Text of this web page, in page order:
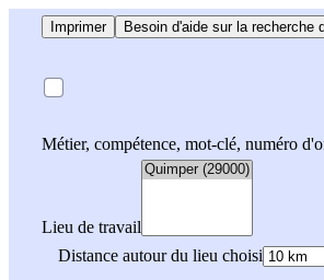
Imprimer Besoin d'aide sur la recherche
Métier, compétence, mot-clé, numéro
Lieu de travail
Distance autour du lieu choisi